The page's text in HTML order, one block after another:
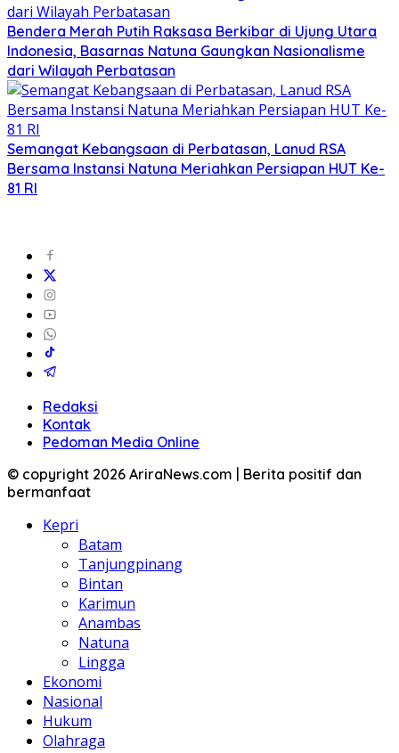
Bendera Merah Putih Raksasa Berkibar di Ujung Utara
Indonesia, Basarnas Natuna Gaungkan Nasionalisme
dari Wilayah Perbatasan
Semangat Kebangsaan di Perbatasan, Lanud RSA
Bersama Instansi Natuna Meriahkan Persiapan HUT Ke-
81 RI
Redaksi
Kontak
Pedoman Media Online
© copyright 2026 AriraNews.com | Berita positif dan
bermanfaat
Kepri
Batam
Tanjungpinang
Bintan
Karimun
Anambas
Natuna
Lingga
Ekonomi
Nasional
Hukum
Olahraga